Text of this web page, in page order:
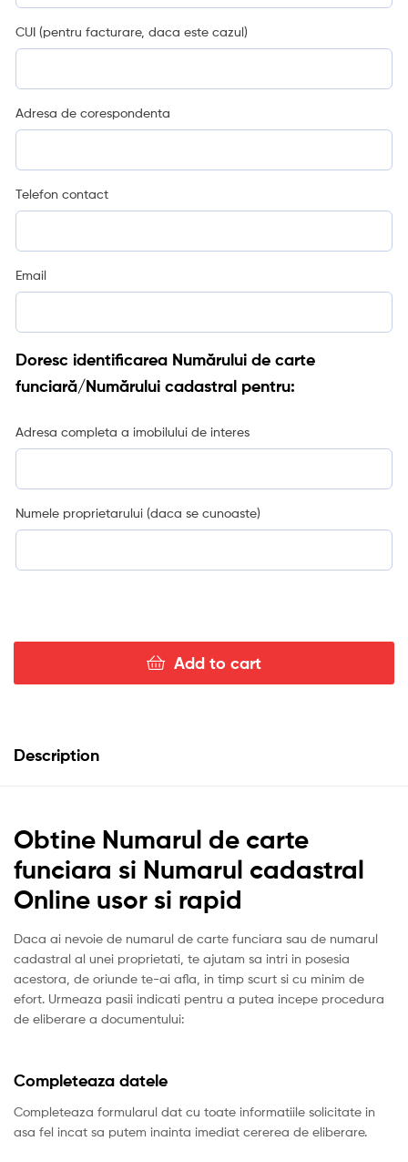
CUI (pentru facturare, daca este cazul)
Adresa de corespondenta
Telefon contact
Email
Doresc identificarea Numărului de carte
funciară/Numărului cadastral pentru:
Adresa completa a imobilului de interes
Numele proprietarului (daca se cunoaste)
Add to cart
Description
Obtine Numarul de carte
funciara si Numarul cadastral
Online usor si rapid
Daca ai nevoie de numarul de carte funciara sau de numarul
cadastral al unei proprietati, te ajutam sa intri in posesia
acestora, de oriunde te-ai afla, in timp scurt si cu minim de
efort. Urmeaza pasii indicati pentru a putea incepe procedura
de eliberare a documentului:
Completeaza datele
Completeaza formularul dat cu toate informatiile solicitate in
asa fel incat sa putem inainta imediat cererea de eliberare.